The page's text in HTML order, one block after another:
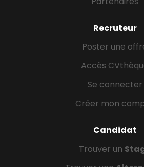
Recruteur
Poster une
Accès
Se connecter
Créer mon
Candidat
Trouver un